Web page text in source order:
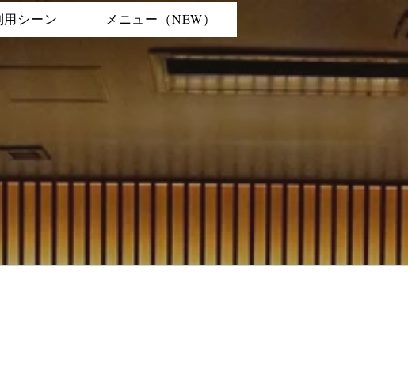
用シーン メニュー（NEW）